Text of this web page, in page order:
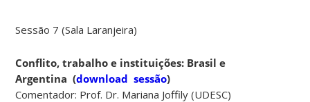
Sessão 7 (Sala Laranjeira)
Conflito, trabalho e instituições: Brasil e
Argentina(download sessão)
Comentador: Prof. Dr. Mariana Joffily (UDESC)